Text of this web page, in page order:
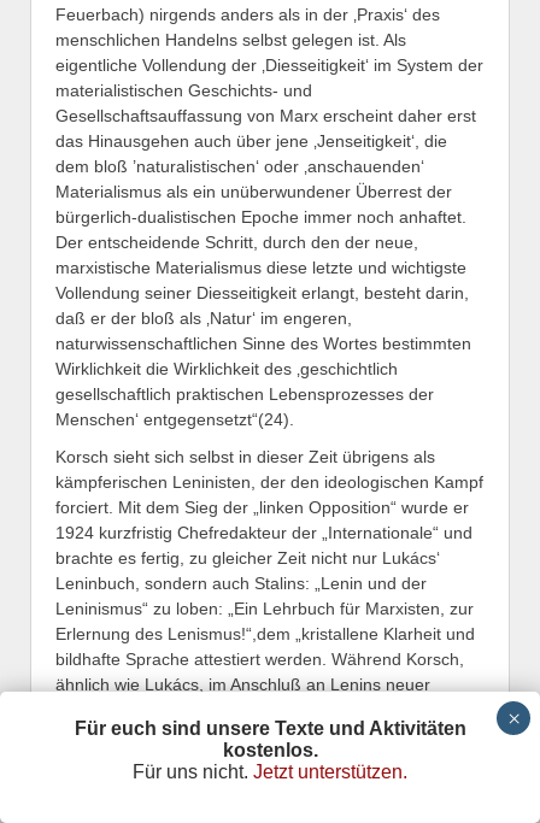
Feuerbach) nirgends anders als in der ‚Praxis‘ des
menschlichen Handelns selbst gelegen ist. Als
eigentliche Vollendung der ‚Diesseitigkeit‘ im System der
materialistischen Geschichts- und
Gesellschaftsauffassung von Marx erscheint daher erst
das Hinausgehen auch über jene ‚Jenseitigkeit‘, die
dem bloß ’naturalistischen‘ oder ‚anschauenden‘
Materialismus als ein unüberwundener Überrest der
bürgerlich-dualistischen Epoche immer noch anhaftet.
Der entscheidende Schritt, durch den der neue,
marxistische Materialismus diese letzte und wichtigste
Vollendung seiner Diesseitigkeit erlangt, besteht darin,
daß er der bloß als ‚Natur‘ im engeren,
naturwissenschaftlichen Sinne des Wortes bestimmten
Wirklichkeit die Wirklichkeit des ‚geschichtlich
gesellschaftlich praktischen Lebensprozesses der
Menschen‘ entgegensetzt“(24).
Korsch sieht sich selbst in dieser Zeit übrigens als
kämpferischen Leninisten, der den ideologischen Kampf
forciert. Mit dem Sieg der „linken Opposition“ wurde er
1924 kurzfristig Chefredakteur der „Internationale“ und
brachte es fertig, zu gleicher Zeit nicht nur Lukács‘
Leninbuch, sondern auch Stalins: „Lenin und der
Leninismus“ zu loben: „Ein Lehrbuch für Marxisten, zur
Erlernung des Lenismus!“,dem „kristallene Klarheit und
bildhafte Sprache attestiert werden. Während Korsch,
ähnlich wie Lukács, im Anschluß an Lenins neuer
Vertiefung der Dialektik stritt, setzte sich in der
Komintern letztlich doch der Lenin von „Materialismus
Für euch sind unsere Texte und Aktivitäten
kostenlos.
Für uns nicht. Jetzt unterstützen.